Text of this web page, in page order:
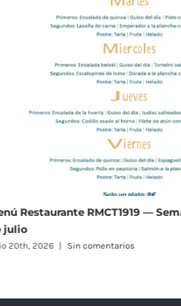
Menú Restaurante RMCT1919
de julio
julio 13th, 2026 | Sin comentarios